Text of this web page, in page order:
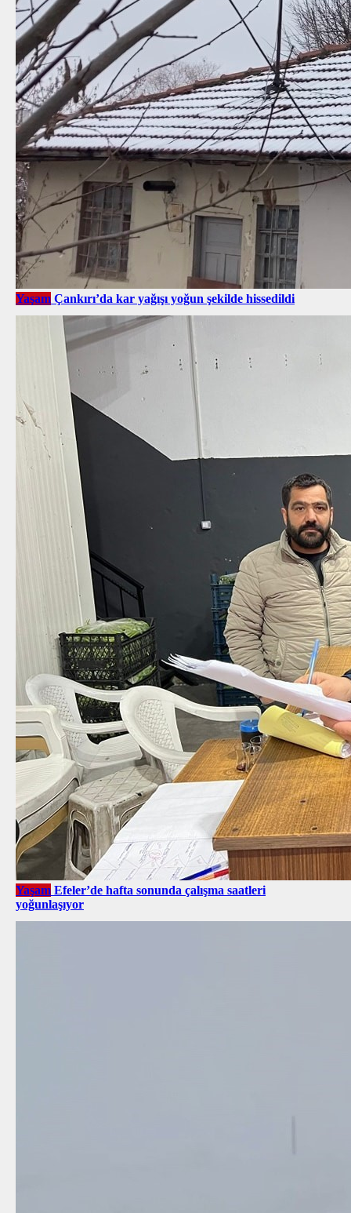
Yaşam Çankırı’da kar yağışı yoğun şekilde hissedildi
Yaşam Efeler’de hafta sonunda çalışma saatleri
yoğunlaşıyor